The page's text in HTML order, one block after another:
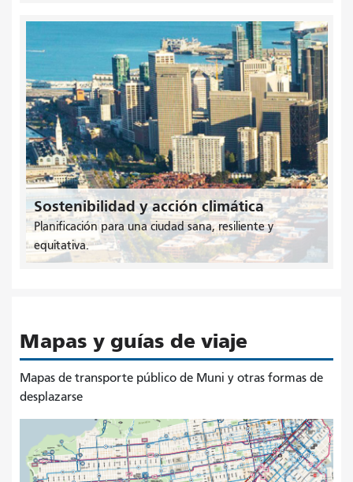
Sostenibilidad y acción climática
Planificación para una ciudad sana, resiliente y
equitativa.
Mapas y guías de viaje
Mapas de transporte público de Muni y otras formas de
desplazarse